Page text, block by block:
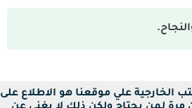
الخارجية علي موقعنا هو الاطلاع على